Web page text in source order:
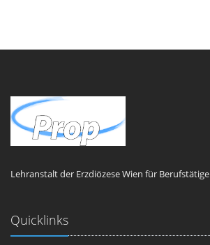
Lehranstalt der Erzdiözese Wien für Berufstätige
Quicklinks